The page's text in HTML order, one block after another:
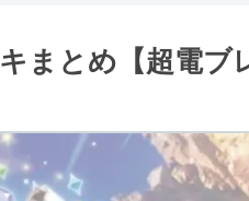
まとめ【超電ブ